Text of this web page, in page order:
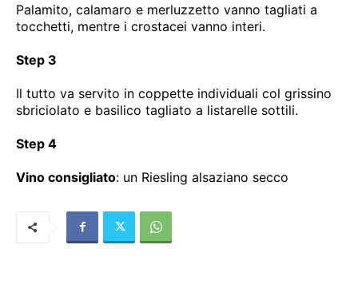
Palamito, calamaro e merluzzetto vanno tagliati a
tocchetti, mentre i crostacei vanno interi.
Step 3
Il tutto va servito in coppette individuali col grissino
sbriciolato e basilico tagliato a listarelle sottili.
Step 4
Vino consigliato: un Riesling alsaziano secco